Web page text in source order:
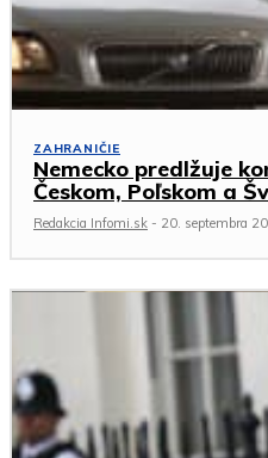
ZAHRANIČIE
Nemecko predlžuje
Českom, Poľskom a
Redakcia Infomi.sk - 20. septembra